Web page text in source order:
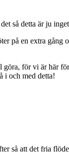
så detta är ju
på en extra gång
göra, för vi är här
i och med detta!
så att det fria